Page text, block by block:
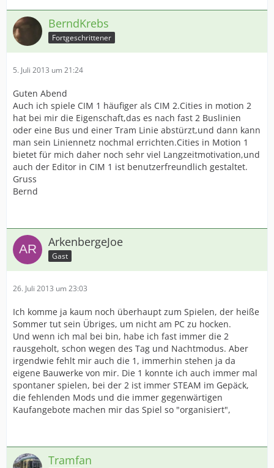
BerndKrebs
Fortgeschrittener
5. Juli 2013 um 21:24
Guten Abend
Auch ich spiele CIM 1 häufiger als CIM 2.Cities in motion 2
hat bei mir die Eigenschaft,das es nach fast 2 Buslinien
oder eine Bus und einer Tram Linie abstürzt,und dann kann
man sein Liniennetz nochmal errichten.Cities in Motion 1
bietet für mich daher noch sehr viel Langzeitmotivation,und
auch der Editor in CIM 1 ist benutzerfreundlich gestaltet.
Gruss
Bernd
ArkenbergeJoe
Gast
26. Juli 2013 um 23:03
Ich komme ja kaum noch überhaupt zum Spielen, der heiße
Sommer tut sein Übriges, um nicht am PC zu hocken.
Und wenn ich mal bei bin, habe ich fast immer die 2
rausgeholt, schon wegen des Tag und Nachtmodus. Aber
irgendwie fehlt mir auch die 1, immerhin stehen ja da
eigene Bauwerke von mir. Die 1 konnte ich auch immer mal
spontaner spielen, bei der 2 ist immer STEAM im Gepäck,
die fehlenden Mods und die immer gegenwärtigen
Kaufangebote machen mir das Spiel so "organisiert",
Tramfan